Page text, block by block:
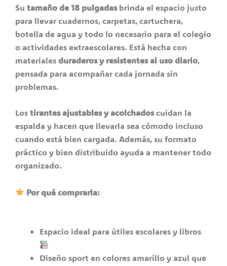
Su tamaño de 18 pulgadasbrinda el espacio justo
para llevar cuadernos, carpetas, cartuchera,
botella de agua y todo lo necesario para el colegio
o actividades extraescolares. Está hecha con
materialesduraderos y resistentes al uso diario,
pensada para acompañar cada jornada sin
problemas.
Lostirantes ajustables y acolchadoscuidan la
espalda y hacen que llevarla sea cómodo incluso
cuando está bien cargada. Además, su formato
práctico y bien distribuido ayuda a mantener todo
organizado.
Por qué comprarla:
Espacio ideal para útiles escolares y libros
Diseño sport en colores amarillo y azul que